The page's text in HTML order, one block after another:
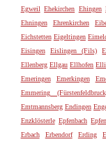
Egweil Ehekirchen Ehingen
Ehningen
Ehrenkirchen
Eichstetten Eigeltingen
Eisingen
Eislingen (Fils)
Ellenberg Ellgau Ellhofen
Emeringen
Emerkingen
Emmering
Emtmannsberg Endingen
Enzklösterle Epfenbach
Erbach
Erbendorf Erding